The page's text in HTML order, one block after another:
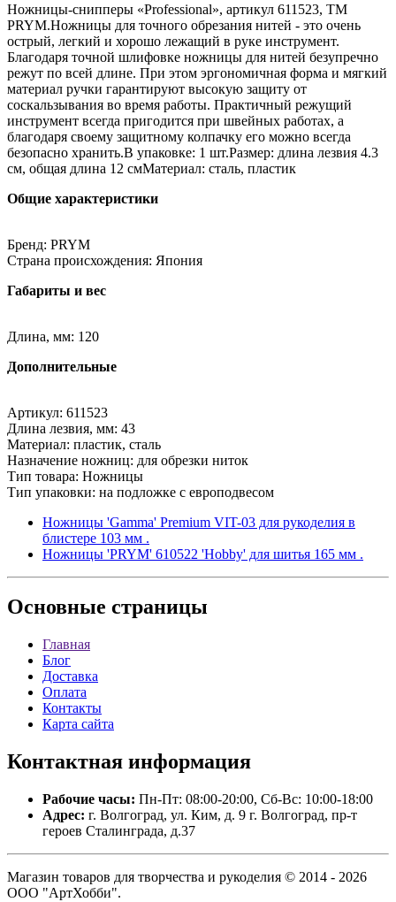
Ножницы-снипперы «Professional», артикул 611523, ТМ
PRYM.Ножницы для точного обрезания нитей - это очень
острый, легкий и хорошо лежащий в руке инструмент.
Благодаря точной шлифовке ножницы для нитей безупречно
режут по всей длине. При этом эргономичная форма и мягкий
материал ручки гарантируют высокую защиту от
соскальзывания во время работы. Практичный режущий
инструмент всегда пригодится при швейных работах, а
благодаря своему защитному колпачку его можно всегда
безопасно хранить.В упаковке: 1 шт.Размер: длина лезвия 4.3
см, общая длина 12 смМатериал: сталь, пластик
Общие характеристики
Бренд: PRYM
Страна происхождения: Япония
Габариты и вес
Длина, мм: 120
Дополнительные
Артикул: 611523
Длина лезвия, мм: 43
Материал: пластик, сталь
Назначение ножниц: для обрезки ниток
Тип товара: Ножницы
Тип упаковки: на подложке с европодвесом
Ножницы 'Gamma' Premium VIT-03 для рукоделия в
блистере 103 мм .
Ножницы 'PRYM' 610522 'Hobby' для шитья 165 мм .
Основные страницы
Главная
Блог
Доставка
Оплата
Контакты
Карта сайта
Контактная информация
Рабочие часы: Пн-Пт: 08:00-20:00, Сб-Вс: 10:00-18:00
Адрес: г. Волгоград, ул. Ким, д. 9 г. Волгоград, пр-т
героев Сталинграда, д.37
Магазин товаров для творчества и рукоделия © 2014 - 2026
ООО "АртХобби".